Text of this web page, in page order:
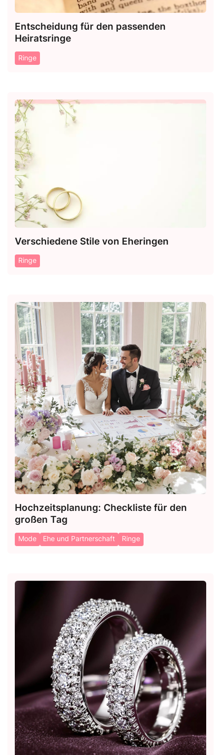
Entscheidung für den passenden
Heiratsringe
Ringe
Verschiedene Stile von Eheringen
Ringe
Hochzeitsplanung: Checkliste für den
großen Tag
Mode Ehe und Partnerschaft Ringe